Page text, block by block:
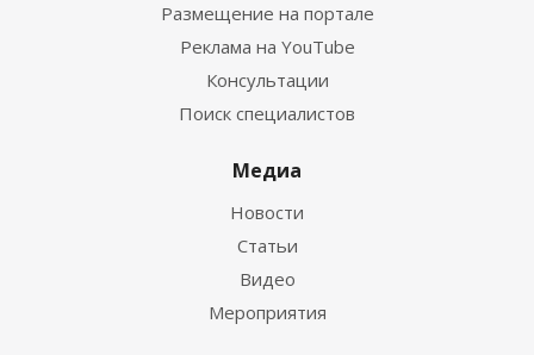
Размещение на портале
Реклама на YouTube
Консультации
Поиск специалистов
Медиа
Новости
Статьи
Видео
Мероприятия